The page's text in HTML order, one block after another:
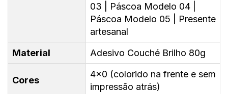
03 | Páscoa Modelo 04 |
Páscoa Modelo 05 | Presente
artesanal
Material
Adesivo Couché Brilho 80g
Cores
4x0 (colorido na frente e sem
impressão atrás)